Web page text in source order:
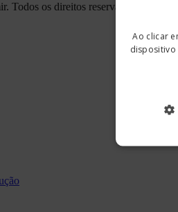
os direitos reservados.
Ao clicar
dispositivo